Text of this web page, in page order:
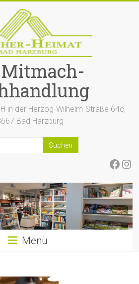
in der Herzog-Wilhelm-Straße 64c,
Bad Harzburg
Menü